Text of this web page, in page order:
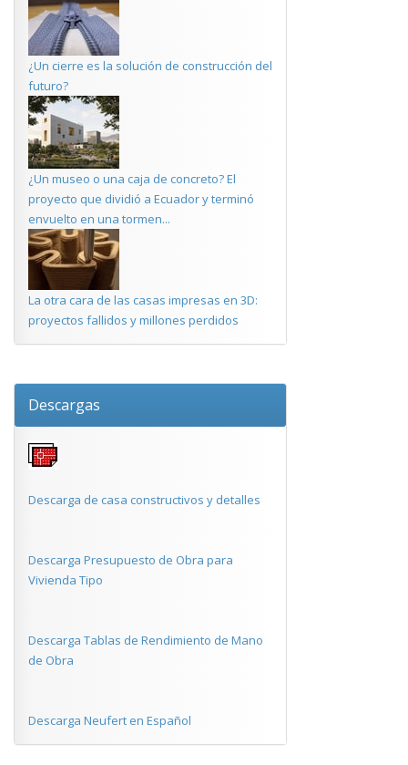
¿Un cierre es la solución de construcción del
futuro?
¿Un museo o una caja de concreto? El
proyecto que dividió a Ecuador y terminó
envuelto en una tormen...
La otra cara de las casas impresas en 3D:
proyectos fallidos y millones perdidos
Descargas
Descarga de casa constructivos y detalles
Descarga Presupuesto de Obra para
Vivienda Tipo
Descarga Tablas de Rendimiento de Mano
de Obra
Descarga Neufert en Español